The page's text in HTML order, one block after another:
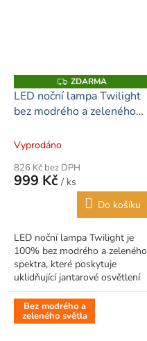
Z
D
A
R
ZDARMA
LED noční lampa Twilight
bez modrého a zeleného
Vyprodáno
826 Kč bez DPH
999 Kč / ks
Do košíku
LED noční lampa Twilight je
100% bez modrého a zeleného
spektra, které poskytuje
uklidňující jantarové osvětlení
pro noční použití. Se svými
dvěma nastaveními jasu a
USB...
Bez modrého a
zeleného světla